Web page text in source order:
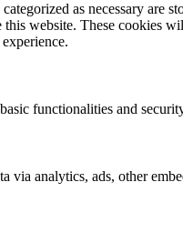
as necessary are
website. These cookies
functionalities and
analytics, ads, other